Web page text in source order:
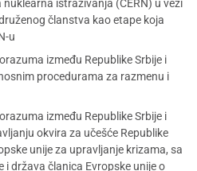
istraživanja (CERN) u vezi
članstva kao etape koja
u
između Republike Srbije i
procedurama za razmenu i
između Republike Srbije i
okvira za učešće Republike
unije za upravljanje krizama, sa
i država članica Evropske unije o